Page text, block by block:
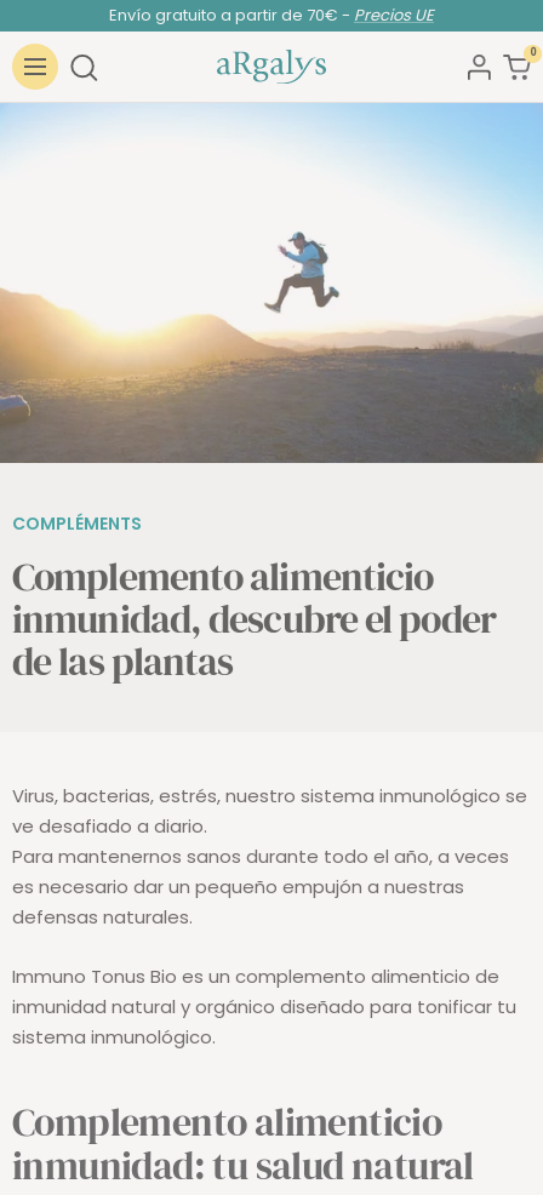
contenido
Envío gratuito a partir de 70€ - Precios UE
Navigación
ARGALYS 0
COMPLÉMENTS
Complemento alimenticio
inmunidad, descubre el poder
de las plantas
Virus, bacterias, estrés, nuestro sistema inmunológico se
ve desafiado a diario.
Para mantenernos sanos durante todo el año, a veces
es necesario dar un pequeño empujón a nuestras
defensas naturales.
Immuno Tonus Bio es un complemento alimenticio de
inmunidad natural y orgánico diseñado para tonificar tu
sistema inmunológico.
Complemento alimenticio
inmunidad: tu salud natural